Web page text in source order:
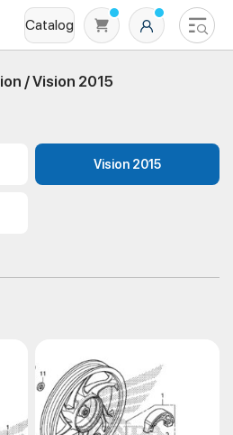
Catalog
/Vision 2015
Vision 2015